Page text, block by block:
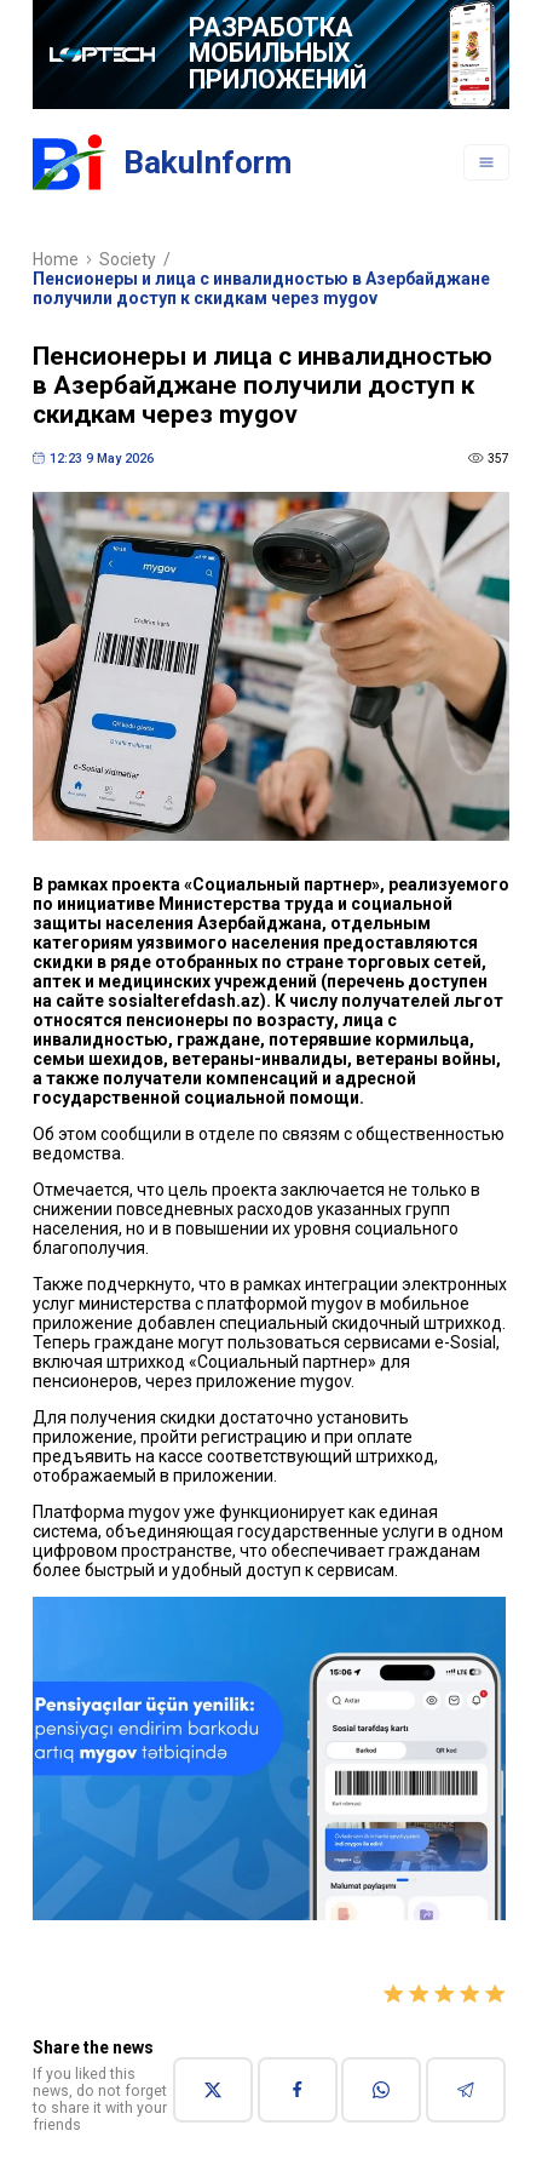
РАЗРАБОТКА
МОБИЛЬНЫХ
ПРИЛОЖЕНИЙ
BakuInform
Home Society /
Пенсионеры и лица с инвалидностью в Азербайджане
получили доступ к скидкам через mygov
Пенсионеры и лица с инвалидностью
в Азербайджане получили доступ к
скидкам через mygov
12:23 9 May 2026 357
В рамках проекта «Социальный партнер», реализуемого
по инициативе Министерства труда и социальной
защиты населения Азербайджана, отдельным
категориям уязвимого населения предоставляются
скидки в ряде отобранных по стране торговых сетей,
аптек и медицинских учреждений (перечень доступен
на сайте sosialterefdash.az). К числу получателей льгот
относятся пенсионеры по возрасту, лица с
инвалидностью, граждане, потерявшие кормильца,
семьи шехидов, ветераны-инвалиды, ветераны войны,
а также получатели компенсаций и адресной
государственной социальной помощи.
Об этом сообщили в отделе по связям с общественностью
ведомства.
Отмечается, что цель проекта заключается не только в
снижении повседневных расходов указанных групп
населения, но и в повышении их уровня социального
благополучия.
Также подчеркнуто, что в рамках интеграции электронных
услуг министерства с платформой mygov в мобильное
приложение добавлен специальный скидочный штрихкод.
Теперь граждане могут пользоваться сервисами e-Sosial,
включая штрихкод «Социальный партнер» для
пенсионеров, через приложение mygov.
Для получения скидки достаточно установить
приложение, пройти регистрацию и при оплате
предъявить на кассе соответствующий штрихкод,
отображаемый в приложении.
Платформа mygov уже функционирует как единая
система, объединяющая государственные услуги в одном
цифровом пространстве, что обеспечивает гражданам
более быстрый и удобный доступ к сервисам.
Share the news
If you liked this
news, do not forget
to share it with your
friends